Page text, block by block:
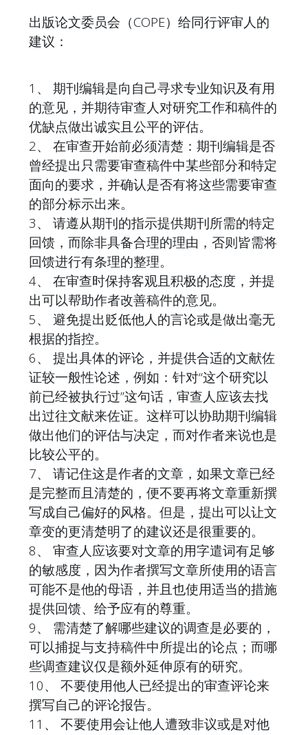
出版论文委员会（COPE）给同行评审人的
建议：
1、 期刊编辑是向自己寻求专业知识及有用
的意见，并期待审查人对研究工作和稿件的
优缺点做出诚实且公平的评估。
2、 在审查开始前必须清楚：期刊编辑是否
曾经提出只需要审查稿件中某些部分和特定
面向的要求，并确认是否有将这些需要审查
的部分标示出来。
3、 请遵从期刊的指示提供期刊所需的特定
回馈，而除非具备合理的理由，否则皆需将
回馈进行有条理的整理。
4、 在审查时保持客观且积极的态度，并提
出可以帮助作者改善稿件的意见。
5、 避免提出贬低他人的言论或是做出毫无
根据的指控。
6、 提出具体的评论，并提供合适的文献佐
证较一般性论述，例如：针对“这个研究以
前已经被执行过”这句话，审查人应该去找
出过往文献来佐证。这样可以协助期刊编辑
做出他们的评估与决定，而对作者来说也是
比较公平的。
7、 请记住这是作者的文章，如果文章已经
是完整而且清楚的，便不要再将文章重新撰
写成自己偏好的风格。但是，提出可以让文
章变的更清楚明了的建议还是很重要的。
8、 审查人应该要对文章的用字遣词有足够
的敏感度，因为作者撰写文章所使用的语言
可能不是他的母语，并且也使用适当的措施
提供回馈、给予应有的尊重。
9、 需清楚了解哪些建议的调查是必要的，
可以捕捉与支持稿件中所提出的论点；而哪
些调查建议仅是额外延伸原有的研究。
10、 不要使用他人已经提出的审查评论来
撰写自己的评论报告。
11、 不要使用会让他人遭致非议或是对他